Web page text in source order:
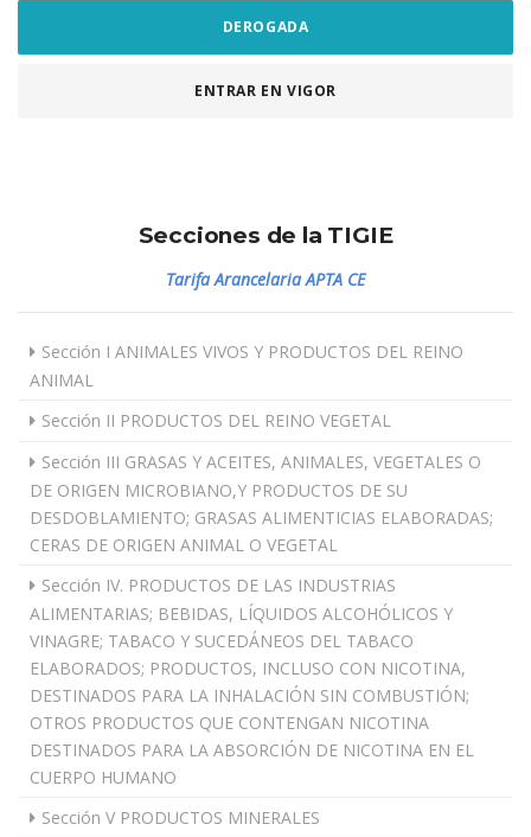
DEROGADA
ENTRAR EN VIGOR
Secciones de la TIGIE
Tarifa Arancelaria APTA CE
Sección I ANIMALES VIVOS Y PRODUCTOS DEL REINO
ANIMAL
Sección II PRODUCTOS DEL REINO VEGETAL
Sección III GRASAS Y ACEITES, ANIMALES, VEGETALES O
DE ORIGEN MICROBIANO,Y PRODUCTOS DE SU
DESDOBLAMIENTO; GRASAS ALIMENTICIAS ELABORADAS;
CERAS DE ORIGEN ANIMAL O VEGETAL
Sección IV. PRODUCTOS DE LAS INDUSTRIAS
ALIMENTARIAS; BEBIDAS, LÍQUIDOS ALCOHÓLICOS Y
VINAGRE; TABACO Y SUCEDÁNEOS DEL TABACO
ELABORADOS; PRODUCTOS, INCLUSO CON NICOTINA,
DESTINADOS PARA LA INHALACIÓN SIN COMBUSTIÓN;
OTROS PRODUCTOS QUE CONTENGAN NICOTINA
DESTINADOS PARA LA ABSORCIÓN DE NICOTINA EN EL
CUERPO HUMANO
Sección V PRODUCTOS MINERALES